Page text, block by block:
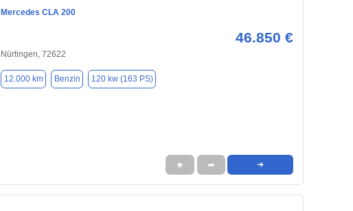
Mercedes CLA 200
46.850 €
Nürtingen, 72622
12.000 km Benzin 120 kw (163 PS)
★ ➦ ➜